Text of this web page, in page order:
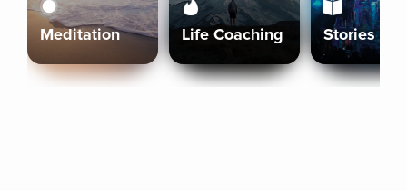
Meditation Life Coaching Stories